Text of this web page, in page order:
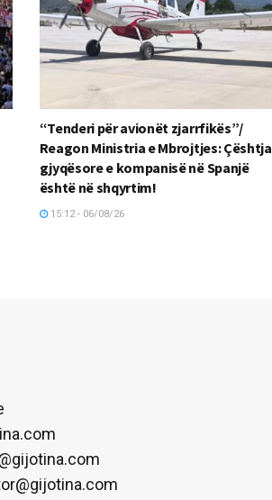
“Tenderi për avionët zjarrfikës”/
Reagon Ministria e Mbrojtjes: Çështja
gjyqësore e kompanisë në Spanjë
është në shqyrtim!
15:12 - 06/08/26